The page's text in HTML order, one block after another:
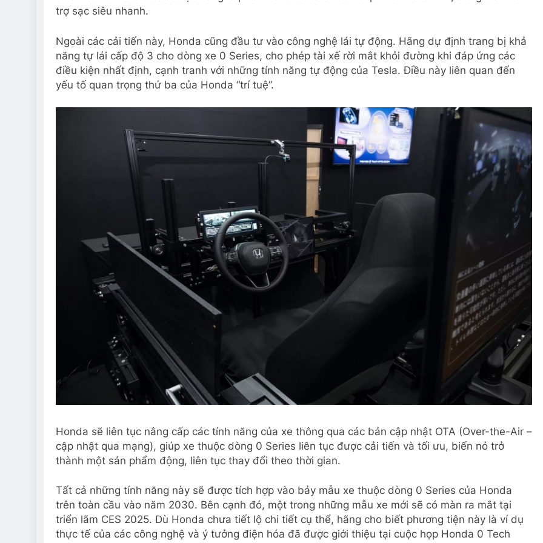
trợ sạc siêu nhanh.
Ngoài các cải tiến này, Honda cũng đầu tư vào công nghệ lái tự động. Hãng dự định trang bị khả
năng tự lái cấp độ 3 cho dòng xe 0 Series, cho phép tài xế rời mắt khỏi đường khi đáp ứng các
điều kiện nhất định, cạnh tranh với những tính năng tự động của Tesla. Điều này liên quan đến
yếu tố quan trọng thứ ba của Honda “trí tuệ”.
Honda sẽ liên tục nâng cấp các tính năng của xe thông qua các bản cập nhật OTA (Over-the-Air –
cập nhật qua mạng), giúp xe thuộc dòng 0 Series liên tục được cải tiến và tối ưu, biến nó trở
thành một sản phẩm động, liên tục thay đổi theo thời gian.
Tất cả những tính năng này sẽ được tích hợp vào bảy mẫu xe thuộc dòng 0 Series của Honda
trên toàn cầu vào năm 2030. Bên cạnh đó, một trong những mẫu xe mới sẽ có màn ra mắt tại
triển lãm CES 2025. Dù Honda chưa tiết lộ chi tiết cụ thể, hãng cho biết phương tiện này là ví dụ
thực tế của các công nghệ và ý tưởng điện hóa đã được giới thiệu tại cuộc họp Honda 0 Tech